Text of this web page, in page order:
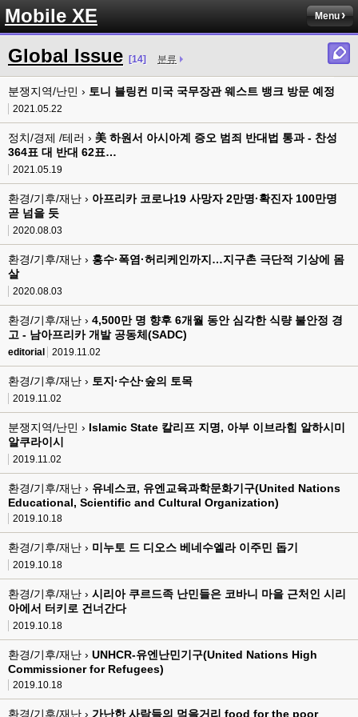
Mobile XE Menu
Global Issue [14] 분류
분쟁지역/난민 › 토니 블링컨 미국 국무장관 웨스트 뱅크 방문 예정
2021.05.22
정치/경제 /테러 › 美 하원서 아시아계 증오 범죄 반대법 통과 - 찬성
364표 대 반대 62표…
2021.05.19
환경/기후/재난 › 아프리카 코로나19 사망자 2만명·확진자 100만명
곧 넘을 듯
2020.08.03
환경/기후/재난 › 홍수·폭염·허리케인까지…지구촌 극단적 기상에 몸
살
2020.08.03
환경/기후/재난 › 4,500만 명 향후 6개월 동안 심각한 식량 불안정 경
고 - 남아프리카 개발 공동체(SADC)
editorial 2019.11.02
환경/기후/재난 › 토지·수산·숲의 토목
2019.11.02
분쟁지역/난민 › Islamic State 칼리프 지명, 아부 이브라힘 알하시미
알쿠라이시
2019.11.02
환경/기후/재난 › 유네스코, 유엔교육과학문화기구(United Nations
Educational, Scientific and Cultural Organization)
2019.10.18
환경/기후/재난 › 미누토 드 디오스 베네수엘라 이주민 돕기
2019.10.18
환경/기후/재난 › 시리아 쿠르드족 난민들은 코바니 마을 근처인 시리
아에서 터키로 건너간다
2019.10.18
환경/기후/재난 › UNHCR-유엔난민기구(United Nations High
Commissioner for Refugees)
2019.10.18
환경/기후/재난 › 가난한 사람들의 먹을거리 food for the poor